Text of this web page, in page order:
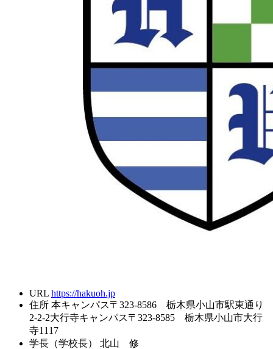
URL https://hakuoh.jp
住所 本キャンパス〒323-8586 栃木県小山市駅東通り
2-2-2大行寺キャンパス〒323-8585 栃木県小山市大行
寺1117
学長（学校長）
北山 修